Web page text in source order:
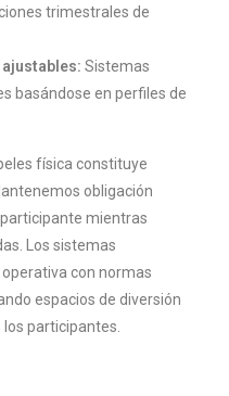
trimestrales de
Sistemas
basándose en perfiles de
física constituye
obligación
mientras
Los sistemas
con normas
espacios de diversión
participantes.